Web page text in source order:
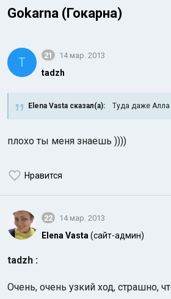
Аравийское море
Gokarna (Гокарна)
T 21 14 мар. 2013
tadzh
Elena Vasta сказал(а): Туда даже Алла
плохо ты меня знаешь ))))
Нравится
22 14 мар. 2013
Elena Vasta (сайт-админ)
tadzh :
Очень, очень узкий ход, страшно,